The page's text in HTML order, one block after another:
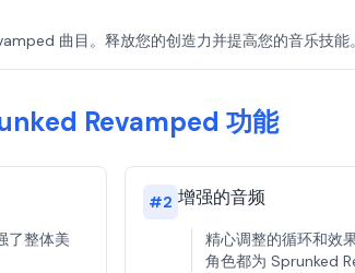
曲目。释放您的创造力并提高您的音乐技能。
Revamped 功能
了整体美
#2 增强的音频
精心调整的循环和效
角色都为 Sprunked